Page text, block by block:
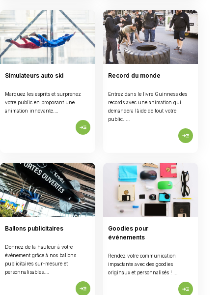
Simulateurs auto ski
Marquez les esprits et surprenez
votre public en proposant une
animation innovante….
read_more
Record du monde
Entrez dans le livre Guinness des
records avec une animation qui
demandera l’aide de tout votre
public. …
read_more
Ballons publicitaires
Donnez de la hauteur à votre
événement grâce à nos ballons
publicitaires sur-mesure et
personnalisables….
read_more
Goodies pour
événements
Rendez votre communication
impactante avec des goodies
originaux et personnalisés ! …
read_more